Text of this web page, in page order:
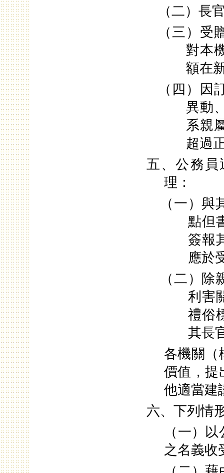
（二）長
（三）受
對本
額在
（四）因
異動
系親
超過
五、公務員
理：
（一）
點但
簽報
應於
（二）
利害
禮俗
其長
各機關（
價值，提
他適當建
六、下列情
（一）
之名義收